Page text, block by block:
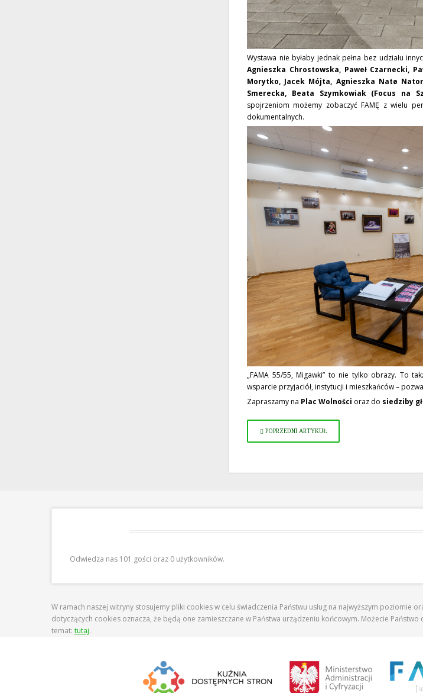
Wystawa nie byłaby jednak pełna bez udziału
Agnieszka Chrostowska, Paweł Czarnecki,
Morytko, Jacek Mójta, Agnieszka Natø
Smerecka, Beata Szymkowiak (Focus na
spojrzeniom możemy zobaczyć FAMĘ z wielu
dokumentalnych.
„FAMA 55/55, Migawki” to nie tylko obrazy. To
wsparcie przyjaciół, instytucji i mieszkańców –
Zapraszamy na Plac Wolności oraz do siedziby
POPRZEDNI ARTYKUŁ
Odwiedza nas 101 gości oraz 0 użytkowników.
W ramach naszej witryny stosujemy pliki cookies w celu świadczenia Państwu usług na najwyższym poziomie
dotyczących cookies oznacza, że będą one zamieszczane w Państwa urządzeniu końcowym. Możecie
temat: tutaj.